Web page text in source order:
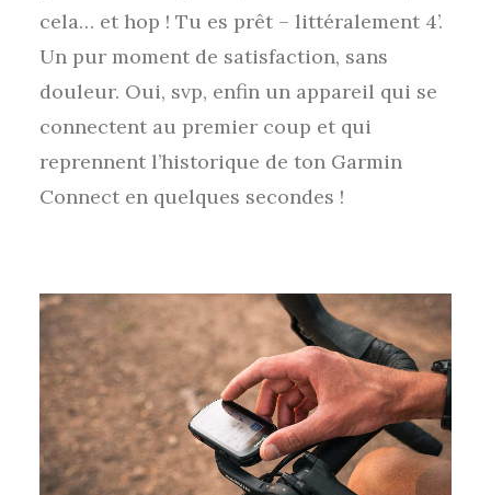
cela… et hop ! Tu es prêt – littéralement 4’.
Un pur moment de satisfaction, sans
douleur. Oui, svp, enfin un appareil qui se
connectent au premier coup et qui
reprennent l’historique de ton Garmin
Connect en quelques secondes !